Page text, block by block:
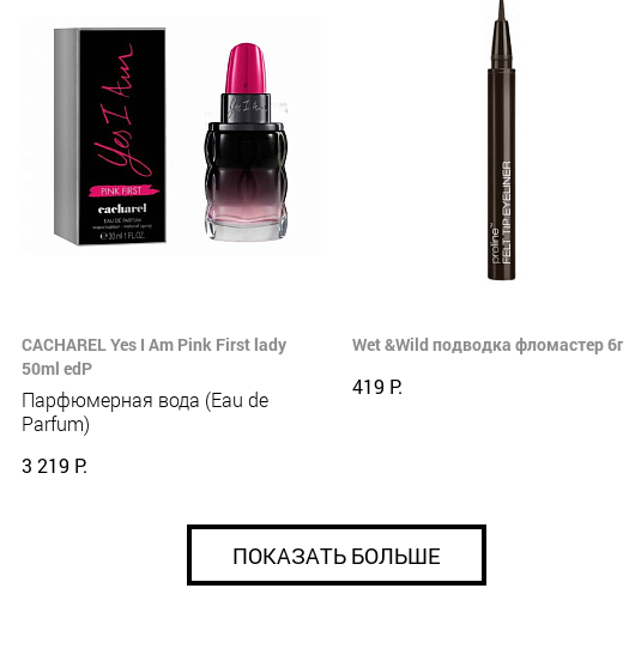
CACHAREL Yes I Am Pink First lady
50ml edP
Парфюмерная вода (Eau de
Parfum)
3 219 Р.
Wet &Wild подводка фломастер
419 Р.
ПОКАЗАТЬ БОЛЬШЕ